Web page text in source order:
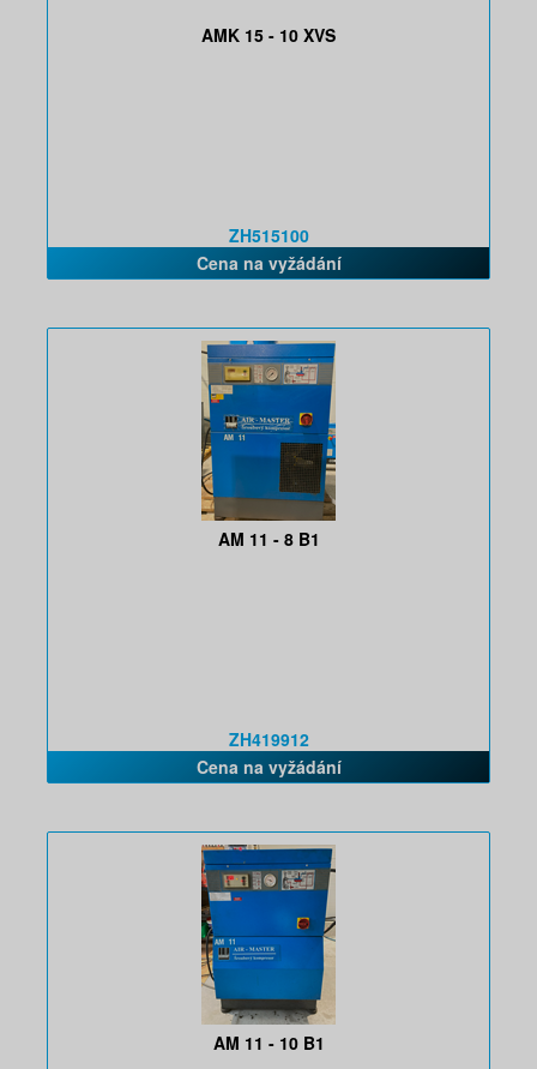
AMK 15 - 10 XVS
ZH515100
Cena na vyžádání
AM 11 - 8 B1
ZH419912
Cena na vyžádání
AM 11 - 10 B1